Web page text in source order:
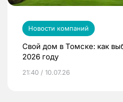
Новости компаний
Свой дом в Томске: как
2026 году
21:40 / 10.07.26